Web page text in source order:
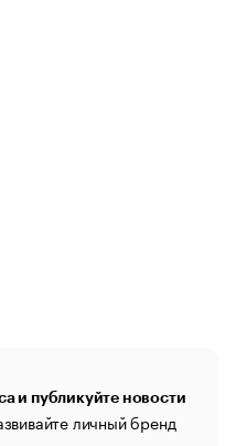
и публикуйте новости
личный бренд